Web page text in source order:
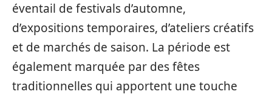
éventail de festivals d’automne,
d’expositions temporaires, d’ateliers créatifs
et de marchés de saison. La période est
également marquée par des fêtes
traditionnelles qui apportent une touche